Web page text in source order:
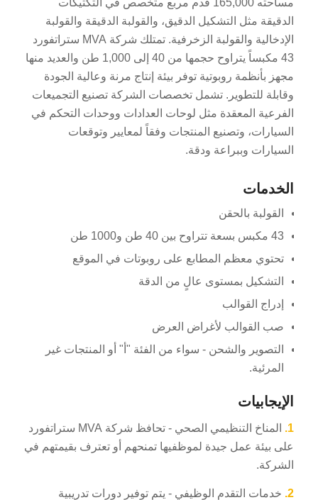
مساحته 165,000 قدم مربع متخصص في التكتيكات
الدقيقة مثل التشكيل الدقيق، والقولبة الدقيقة والقولبة
الإدخالية والقولبة الزخرفية. تمتلك شركة MVA ستراتفورد
43 مكبساً يتراوح حجمها من 40 إلى 1,000 طن والعديد منها
مجهز بأنظمة روبوتية توفر بيئة إنتاج مرنة وعالية الجودة
وقابلة للتطوير. تشمل تخصصات الشركة تصنيع التجميعات
الفرعية المعقدة مثل لوحات العدادات ووحدات التحكم في
السيارات، وتصنيع المنتجات وفقاً لمعايير وتوقعات
السيارات وببراعة ودقة.
الخدمات
القولبة بالحقن
43 مكبس بسعة تتراوح بين 40 طن و1000 طن
تحتوي معظم المطابع على روبوتات في الموقع
التشكيل بمستوى عالٍ من الدقة
إدراج القوالب
صب القوالب لأغراض العرض
التصوير والشحن - سواء من الفئة "أ" أو المنتجات غير
المرئية.
الإيجابيات
1.
المناخ التنظيمي الصحي - تحافظ شركة MVA ستراتفورد
على بيئة عمل جيدة لموظفيها تمنحهم أو تعترف بقيمتهم في
الشركة.
2. خدمات التقدم الوظيفي - يتم توفير دورات تدريبية